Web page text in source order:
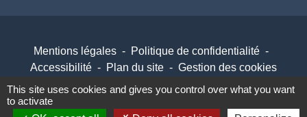
Mentions légales - Politique de confidentialité -
Accessibilité - Plan du site - Gestion des cookies
This site uses cookies and gives you control over what you want
to activate